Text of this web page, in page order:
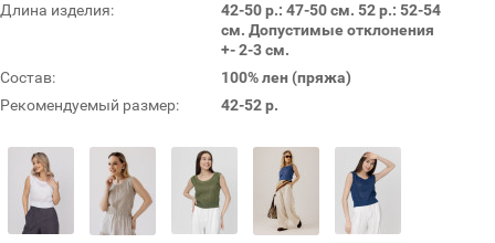
Длина изделия:
42-50 р.: 47-50 см. 52 р.: 52-54
см. Допустимые отклонения
+- 2-3 см.
Состав:
100% лен (пряжа)
Рекомендуемый размер:
42-52 р.